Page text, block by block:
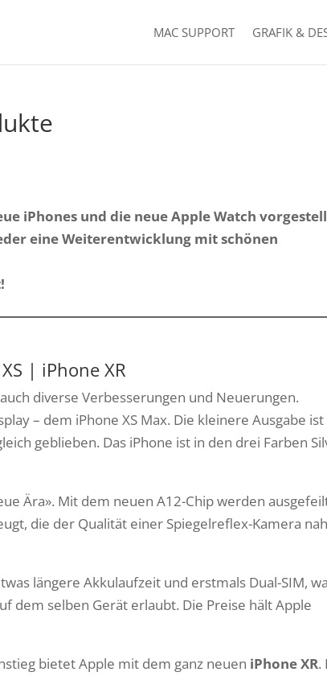
MAC SUPPORT GRAFIK &
iPhones und die neue Apple Watch
eine Weiterentwicklung mit schönen
| iPhone XR
diverse Verbesserungen und Neuerungen.
– dem iPhone XS Max. Die kleinere Ausgabe
geblieben. Das iPhone ist in den drei Farben
Ära». Mit dem neuen A12-Chip werden
die der Qualität einer Spiegelreflex-Kamera
längere Akkulaufzeit und erstmals Dual-SIM,
dem selben Gerät erlaubt. Die Preise hält Apple
bietet Apple mit dem ganz neuen iPhone XR.